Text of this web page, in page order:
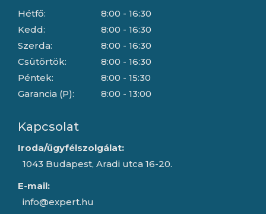
Hétfő:
Kedd:
Szerda:
Csütörtök:
Péntek:
Garancia (P):
8:00 - 16:30
8:00 - 16:30
8:00 - 16:30
8:00 - 16:30
8:00 - 15:30
8:00 - 13:00
Kapcsolat
Iroda/ügyfélszolgálat:
1043 Budapest, Aradi utca 16-20.
E-mail:
info@expert.hu